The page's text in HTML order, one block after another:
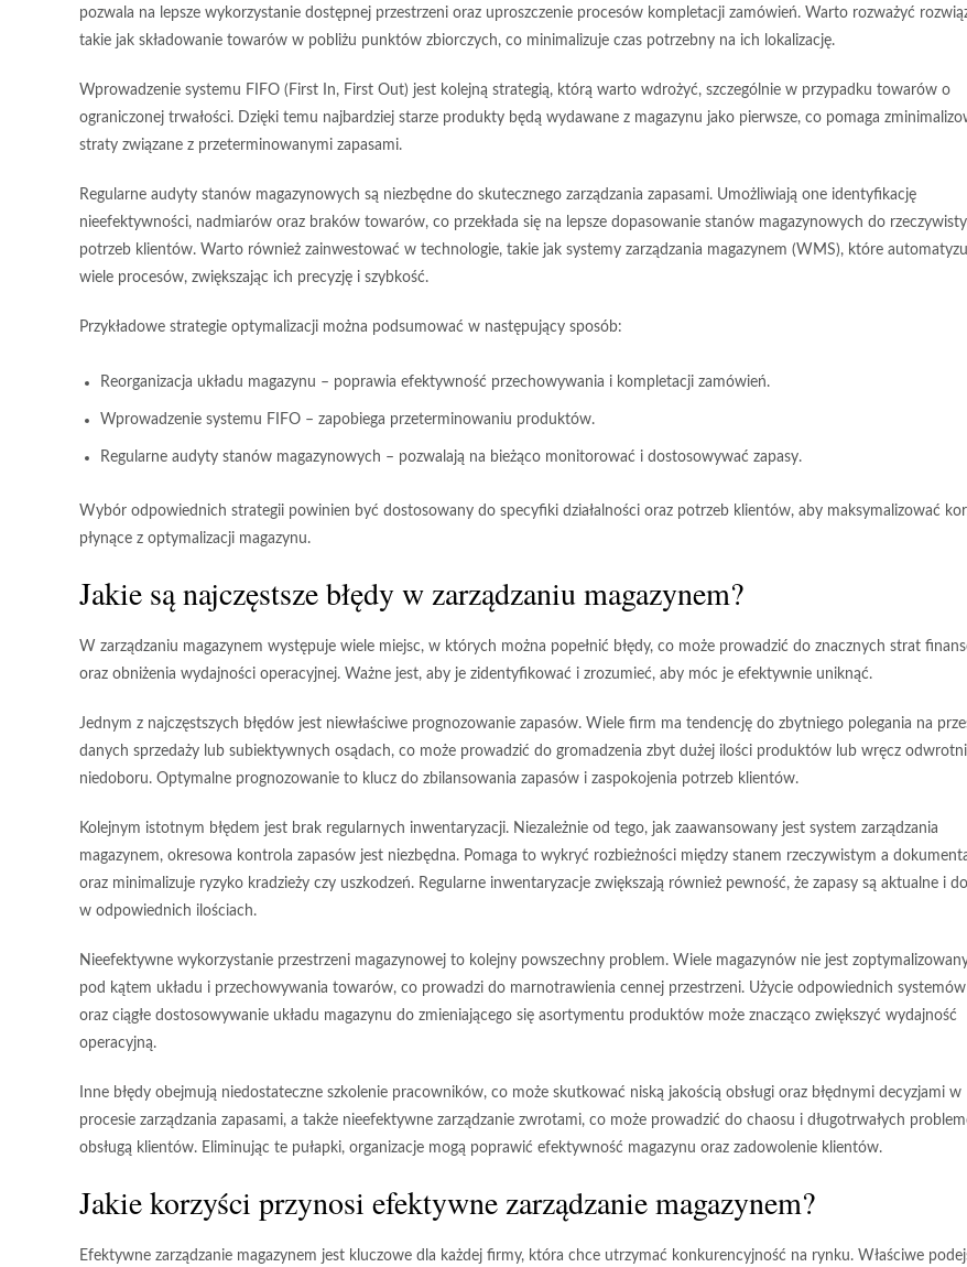
pozwala na lepsze wykorzystanie dostępnej przestrzeni oraz uproszczenie procesów kompletacji zamówień. Warto rozważyć
takie jak składowanie towarów w pobliżu punktów zbiorczych, co minimalizuje czas potrzebny na ich lokalizację.
Wprowadzenie systemu FIFO (First In, First Out) jest kolejną strategią, którą warto wdrożyć, szczególnie w przypadku towarów o
ograniczonej trwałości. Dzięki temu najbardziej starze produkty będą wydawane z magazynu jako pierwsze, co pomaga
straty związane z przeterminowanymi zapasami.
Regularne audyty stanów magazynowych są niezbędne do skutecznego zarządzania zapasami. Umożliwiają one identyfikację
nieefektywności, nadmiarów oraz braków towarów, co przekłada się na lepsze dopasowanie stanów magazynowych do
potrzeb klientów. Warto również zainwestować w technologie, takie jak systemy zarządzania magazynem (WMS), które
wiele procesów, zwiększając ich precyzję i szybkość.
Przykładowe strategie optymalizacji można podsumować w następujący sposób:
Reorganizacja układu magazynu – poprawia efektywność przechowywania i kompletacji zamówień.
Wprowadzenie systemu FIFO – zapobiega przeterminowaniu produktów.
Regularne audyty stanów magazynowych – pozwalają na bieżąco monitorować i dostosowywać zapasy.
Wybór odpowiednich strategii powinien być dostosowany do specyfiki działalności oraz potrzeb klientów, aby maksymalizować
płynące z optymalizacji magazynu.
Jakie są najczęstsze błędy w zarządzaniu magazynem?
W zarządzaniu magazynem występuje wiele miejsc, w których można popełnić błędy, co może prowadzić do znacznych strat
oraz obniżenia wydajności operacyjnej. Ważne jest, aby je zidentyfikować i zrozumieć, aby móc je efektywnie uniknąć.
Jednym z najczęstszych błędów jest niewłaściwe prognozowanie zapasów. Wiele firm ma tendencję do zbytniego polegania na
danych sprzedaży lub subiektywnych osądach, co może prowadzić do gromadzenia zbyt dużej ilości produktów lub wręcz
niedoboru. Optymalne prognozowanie to klucz do zbilansowania zapasów i zaspokojenia potrzeb klientów.
Kolejnym istotnym błędem jest brak regularnych inwentaryzacji. Niezależnie od tego, jak zaawansowany jest system zarządzania
magazynem, okresowa kontrola zapasów jest niezbędna. Pomaga to wykryć rozbieżności między stanem rzeczywistym a
oraz minimalizuje ryzyko kradzieży czy uszkodzeń. Regularne inwentaryzacje zwiększają również pewność, że zapasy są aktualne i
w odpowiednich ilościach.
Nieefektywne wykorzystanie przestrzeni magazynowej to kolejny powszechny problem. Wiele magazynów nie jest
pod kątem układu i przechowywania towarów, co prowadzi do marnotrawienia cennej przestrzeni. Użycie odpowiednich systemów
oraz ciągłe dostosowywanie układu magazynu do zmieniającego się asortymentu produktów może znacząco zwiększyć wydajność
operacyjną.
Inne błędy obejmują niedostateczne szkolenie pracowników, co może skutkować niską jakością obsługi oraz błędnymi decyzjami w
procesie zarządzania zapasami, a także nieefektywne zarządzanie zwrotami, co może prowadzić do chaosu i długotrwałych
obsługą klientów. Eliminując te pułapki, organizacje mogą poprawić efektywność magazynu oraz zadowolenie klientów.
Jakie korzyści przynosi efektywne zarządzanie magazynem?
Efektywne zarządzanie magazynem jest kluczowe dla każdej firmy, która chce utrzymać konkurencyjność na rynku. Właściwe